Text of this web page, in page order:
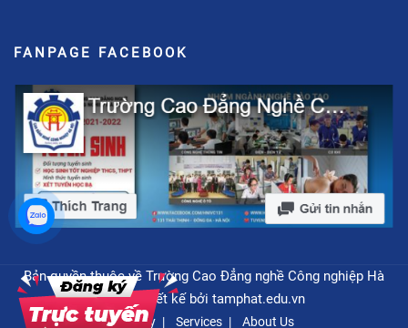
FANPAGE FACEBOOK
Bản quyền thuộc về Trường Cao Đẳng nghề Công nghiệp Hà
Nội - Thiết kế bởi tamphat.edu.vn
Privacy Services About Us